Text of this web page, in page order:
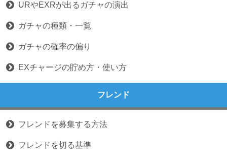
URやEXRが出るガチャの演出
ガチャの種類・一覧
ガチャの確率の偏り
EXチャージの貯め方・使い方
フレンド
フレンドを募集する方法
フレンドを切る基準